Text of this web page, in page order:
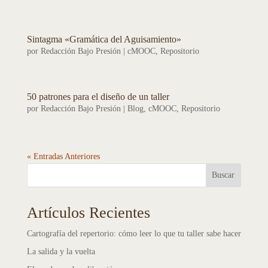
Sintagma «Gramática del Aguisamiento»
por Redacción Bajo Presión| cMOOC, Repositorio
50 patrones para el diseño de un taller
por Redacción Bajo Presión| Blog, cMOOC, Repositorio
« Entradas Anteriores
Buscar
Artículos Recientes
Cartografía del repertorio: cómo leer lo que tu taller sabe hacer
La salida y la vuelta